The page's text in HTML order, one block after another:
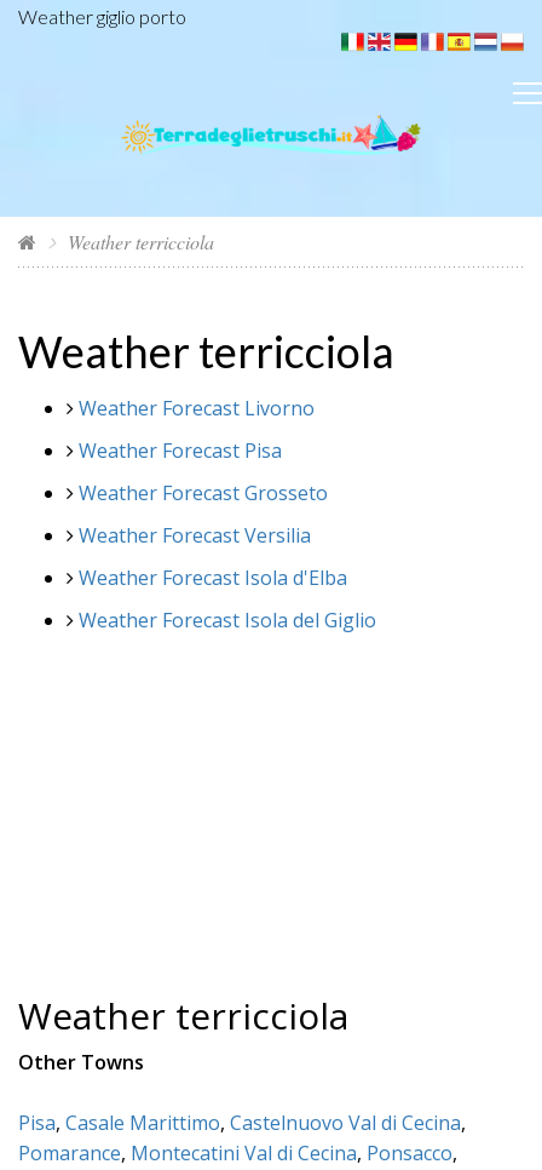
Weather giglio porto
Weather terricciola
Weather terricciola
Weather Forecast Livorno
Weather Forecast Pisa
Weather Forecast Grosseto
Weather Forecast Versilia
Weather Forecast Isola d'Elba
Weather Forecast Isola del Giglio
Weather terricciola
Other Towns
Pisa, Casale Marittimo, Castelnuovo Val di Cecina,
Pomarance, Montecatini Val di Cecina, Ponsacco,